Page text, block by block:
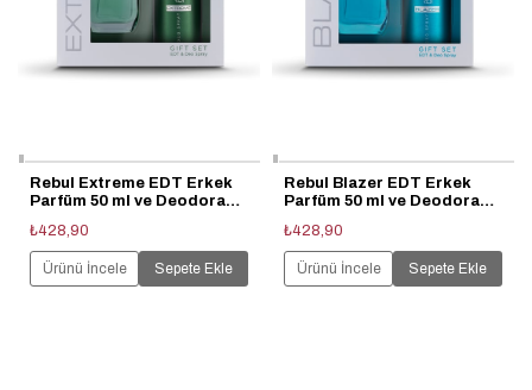
Rebul Extreme EDT Erkek
Parfüm 50 ml ve Deodorant
₺428,90
Ürünü İncele Sepete Ekle
Rebul Blazer EDT Erkek
Parfüm 50 ml ve Deodorant
₺428,90
Ürünü İncele Sepete Ekle